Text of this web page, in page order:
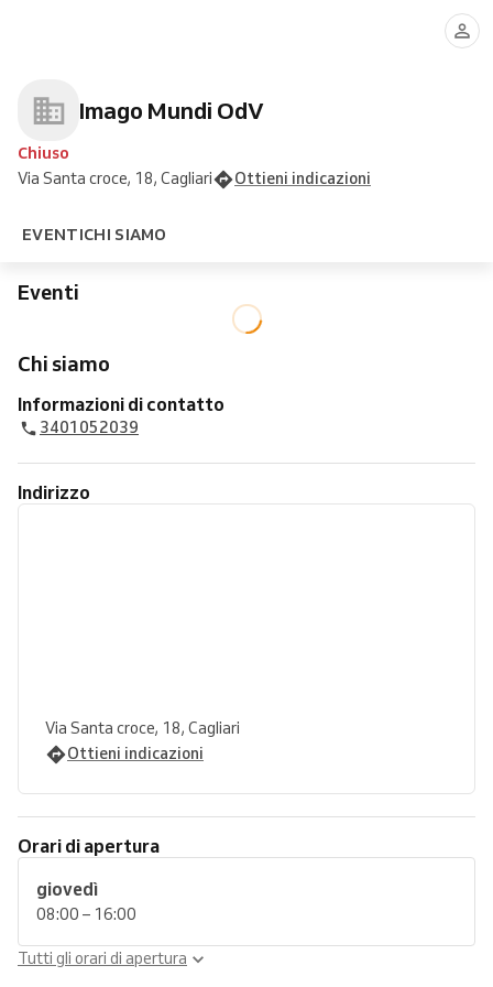
Imago Mundi OdV
Chiuso
Via Santa croce, 18, Cagliari
Ottieni indicazioni
EVENTICHI SIAMO
Eventi
Chi siamo
Informazioni di contatto
3401052039
Indirizzo
Via Santa croce, 18, Cagliari
Ottieni indicazioni
Orari di apertura
giovedì
08:00 – 16:00
Tutti gli orari di apertura